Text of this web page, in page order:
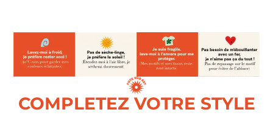
COMPLETEZ VOTRE STYLE